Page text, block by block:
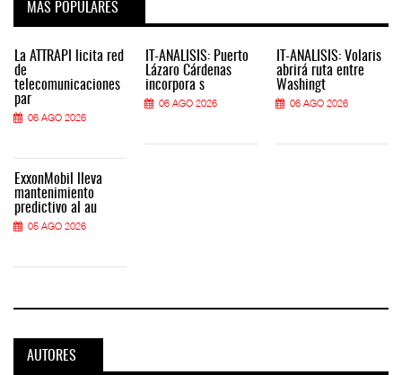
MÁS POPULARES
La ATTRAPI licita red
de
telecomunicaciones
par
06 AGO 2026
ExxonMobil lleva
mantenimiento
predictivo al au
05 AGO 2026
IT-ANÁLISIS: Puerto
Lázaro Cárdenas
incorpora s
06 AGO 2026
IT-ANÁLISIS: Volaris
abrirá ruta entre
Washingt
06 AGO 2026
AUTORES